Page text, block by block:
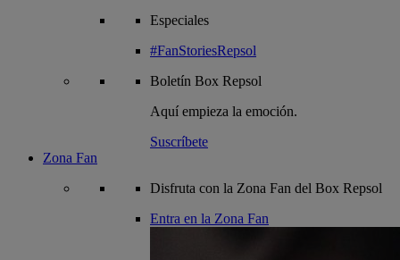
Especiales
#FanStoriesRepsol
Boletín Box Repsol
Aquí empieza la emoción.
Suscríbete
Zona Fan
Disfruta con la Zona Fan del Box Repsol
Entra en la Zona Fan